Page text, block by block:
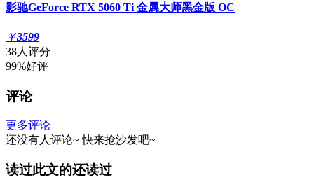
影驰GeForce RTX 5060 Ti 金属大师黑金版 OC
￥3599
38人评分
99%好评
评论
更多评论
还没有人评论~ 快来抢沙发吧~
读过此文的还读过